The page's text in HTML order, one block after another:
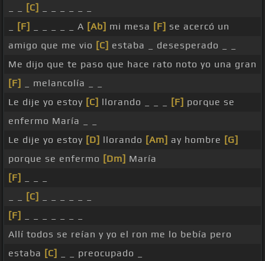
[C]
[F] _ _ _ _ _ A [Ab] mi mesa [F] se acercó un
amigo que me vio [C] estaba _ desesperado _ _
Me dijo que te paso que hace rato noto yo una gran
[F]
_ melancolía _ _
Le dije yo estoy [C] llorando _ _ _ [F] porque se
enfermo María _ _
Le dije yo estoy [D] llorando [Am] ay hombre [G]
porque se enfermo [Dm] María
[F]
[C]
[F]
Allí todos se reían y yo el ron me lo bebía pero
estaba [C] _ _ preocupado _